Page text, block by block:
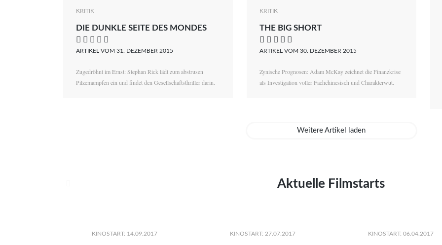
KRITIK
DIE DUNKLE SEITE DES MONDES
    
ARTIKEL VOM 31. DEZEMBER 2015
Zugedröhnt im Ernst: Stephan Rick lädt zum abstrusen
Pilzemampfen ein und findet den Gesellschaftsthriller darin.
KRITIK
THE BIG SHORT
    
ARTIKEL VOM 30. DEZEMBER 2015
Zynische Prognosen: Adam McKay zeichnet die Finanzkrise
als Investigation voller Fachchinesisch und Charakterwut.
Weitere Artikel laden
Aktuelle Filmstarts
KINOSTART: 14.09.2017 KINOSTART: 27.07.2017 KINOSTART: 06.04.2017